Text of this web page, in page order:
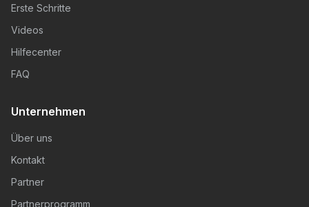
Erste Schritte
Videos
Hilfecenter
FAQ
Unternehmen
Über uns
Kontakt
Partner
Partnerprogramm